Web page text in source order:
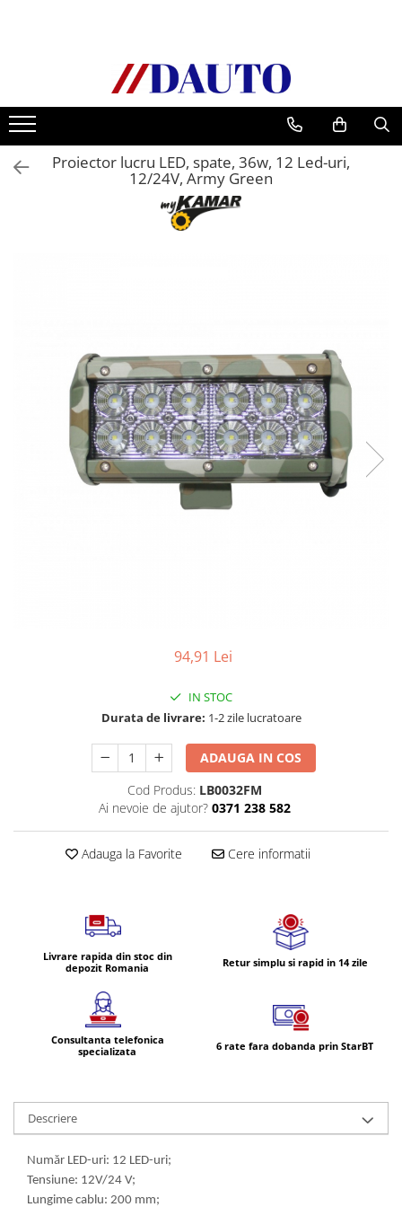
Bullbare, Suporti lumini camioane
Accesorii inox
DAF
CF Euro 6
Scania R S G P Next Generation
Volvo Aero
Volvo FH 2 Euro 4
Volvo Model FM
Lumini, Becuri, Proiectoare
Accesorii iluminare LED camioane
Bare LED (LED Bar) off-road, auto
Becuri auto
Becuri Led Auto
Becuri Xenon Auto
Faruri Camioane, Utilaje &
Tractoare
Proiector lucru LED, spate, 36w, 12 Led-uri,
12/24V, Army Green
94,91 Lei
IN STOC
Durata de livrare: 1-2 zile lucratoare
ADAUGA IN COS
Cod Produs: LB0032FM
Ai nevoie de ajutor? 0371 238 582
Adauga la Favorite Cere informatii
Livrare rapida din stoc din
depozit Romania
Retur simplu si rapid in 14 zile
Consultanta telefonica
specializata
6 rate fara dobanda prin StarBT
Descriere
Număr LED-uri: 12 LED-uri;
Tensiune: 12V/24 V;
Lungime cablu: 200 mm;